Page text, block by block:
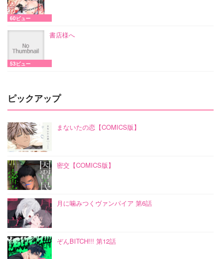
60ビュー
書店様へ
53ビュー
ピックアップ
まないたの恋【COMICS版】
密交【COMICS版】
月に噛みつくヴァンパイア 第6話
ぞんBITCH!!! 第12話